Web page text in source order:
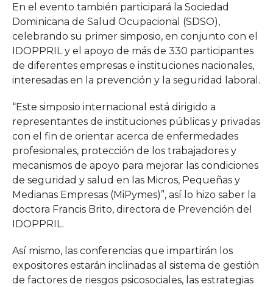
En el evento también participará la Sociedad
Dominicana de Salud Ocupacional (SDSO),
celebrando su primer simposio, en conjunto con el
IDOPPRIL y el apoyo de más de 330 participantes
de diferentes empresas e instituciones nacionales,
interesadas en la prevención y la seguridad laboral.
“Este simposio internacional está dirigido a
representantes de instituciones públicas y privadas
con el fin de orientar acerca de enfermedades
profesionales, protección de los trabajadores y
mecanismos de apoyo para mejorar las condiciones
de seguridad y salud en las Micros, Pequeñas y
Medianas Empresas (MiPymes)”, así lo hizo saber la
doctora Francis Brito, directora de Prevención del
IDOPPRIL.
Así mismo, las conferencias que impartirán los
expositores estarán inclinadas al sistema de gestión
de factores de riesgos psicosociales, las estrategias